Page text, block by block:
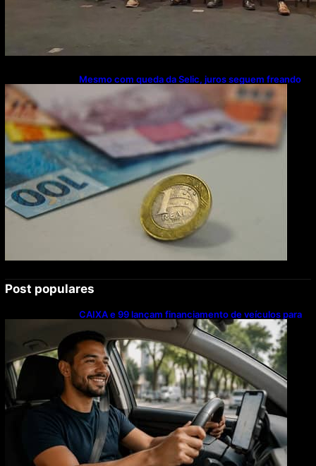
Mesmo com queda da Selic, juros seguem freando
investimentos, diz CNI
Post populares
CAIXA e 99 lançam financiamento de veículos para
motoristas parceiros; confira as regras